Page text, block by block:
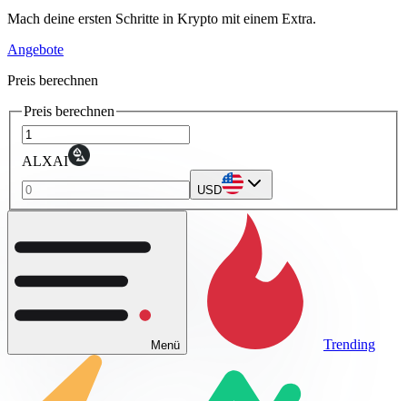
Mach deine ersten Schritte in Krypto mit einem Extra.
Angebote
Preis berechnen
Preis berechnen
ALXAI
USD
Menü Trending